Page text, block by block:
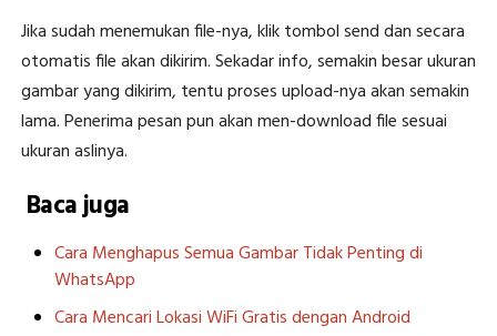
Jika sudah menemukan file-nya, klik tombol send dan secara
otomatis file akan dikirim. Sekadar info, semakin besar ukuran
gambar yang dikirim, tentu proses upload-nya akan semakin
lama. Penerima pesan pun akan men-download file sesuai
ukuran aslinya.
Baca juga
Cara Menghapus Semua Gambar Tidak Penting di
WhatsApp
Cara Mencari Lokasi WiFi Gratis dengan Android